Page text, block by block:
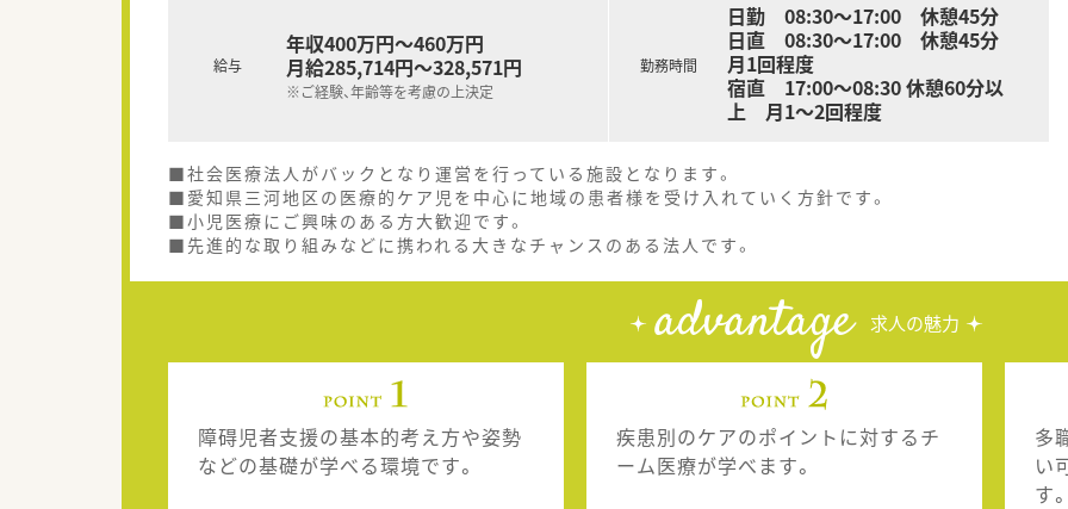
給与
年収400万円～460万円
月給285,714円～328,571円
※ご経験、年齢等を考慮の上決定
勤務時間
日勤 08:30～17:00 休憩45分
日直 08:30～17:00 休憩45分
月1回程度
宿直 17:00～08:30 休憩60分以
上 月1～2回程度
■社会医療法人がバックとなり運営を行っている施設となります。
■愛知県三河地区の医療的ケア児を中心に地域の患者様を受け入れていく方針です。
■小児医療にご興味のある方大歓迎です。
■先進的な取り組みなどに携われる大きなチャンスのある法人です。
advantage 求人の魅力
障碍児者支援の基本的考え方や姿勢
などの基礎が学べる環境です。
疾患別のケアのポイントに対するチ
ーム医療が学べます。
多
い
す。